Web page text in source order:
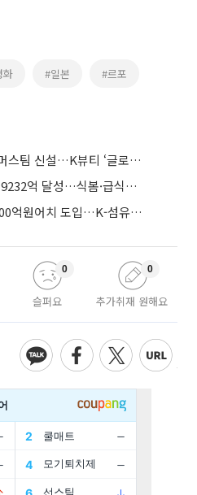
화 #일본 #르포
…K뷰티 ‘글로벌 라방 판매’ 확대
CJ프레시웨이, 2분기 매출 9232억 달성…식봄·급식사업 성장
영원무역, 국산 섬유장비 100억원어치 도입…K-섬유 상생 강화
슬퍼요
0
추가취재 원해요
0